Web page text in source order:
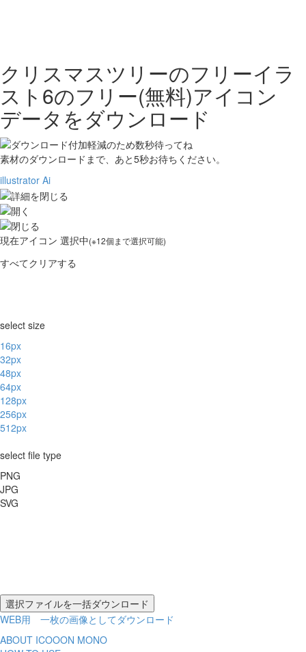
クリスマスツリーのフリーイラ
スト6のフリー(無料)アイコン
データをダウンロード
素材のダウンロードまで、あと5秒お待ちください。
illustrator Ai
現在アイコン 選択中(※12個まで選択可能)
すべてクリアする
select size
16px
32px
48px
64px
128px
256px
512px
select file type
PNG
JPG
SVG
WEB用 一枚の画像としてダウンロード
ABOUT ICOOON MONO